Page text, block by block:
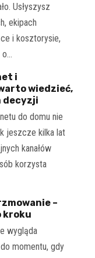
Usłyszysz
ekipach
i kosztorysie,
o…
i
wiedzieć,
decyzji
do domu nie
jeszcze kilka lat
kanałów
korzysta
–
kroku
wygląda
momentu, gdy